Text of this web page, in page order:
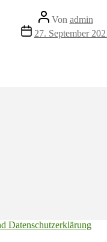
Beitragsautor
Von admin
27. September
Datenschutzerklärung